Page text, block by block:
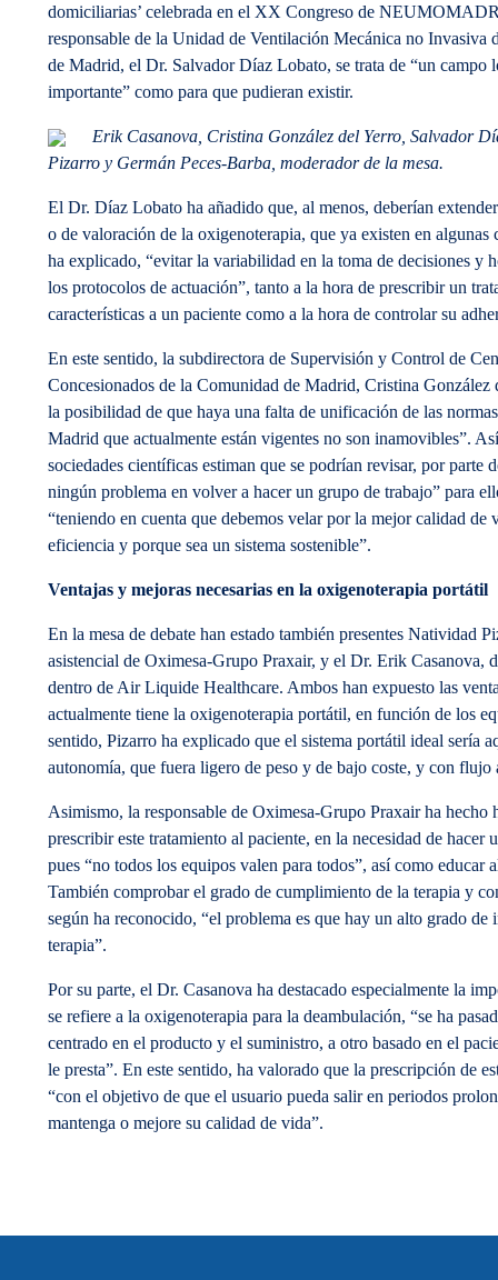
domiciliarias’ celebrada en el XX Congreso de
responsable de la Unidad de Ventilación Mecánica no Invasiva
de Madrid, el Dr. Salvador Díaz Lobato, se trata de “un campo
importante” como para que pudieran existir.
Erik Casanova, Cristina González del Yerro, Salvador
Pizarro y Germán Peces-Barba, moderador de la mesa.
El Dr. Díaz Lobato ha añadido que, al menos, deberían
o de valoración de la oxigenoterapia, que ya existen en
ha explicado, “evitar la variabilidad en la toma de decisiones y
los protocolos de actuación”, tanto a la hora de prescribir un
características a un paciente como a la hora de controlar su
En este sentido, la subdirectora de Supervisión y Control de
Concesionados de la Comunidad de Madrid, Cristina González
la posibilidad de que haya una falta de unificación de las
Madrid que actualmente están vigentes no son inamovibles”.
sociedades científicas estiman que se podrían revisar, por parte
ningún problema en volver a hacer un grupo de trabajo” para
“teniendo en cuenta que debemos velar por la mejor calidad de
eficiencia y porque sea un sistema sostenible”.
Ventajas y mejoras necesarias en la oxigenoterapia portátil
En la mesa de debate han estado también presentes Natividad
asistencial de Oximesa-Grupo Praxair, y el Dr. Erik Casanova,
dentro de Air Liquide Healthcare. Ambos han expuesto las
actualmente tiene la oxigenoterapia portátil, en función de los
sentido, Pizarro ha explicado que el sistema portátil ideal sería
autonomía, que fuera ligero de peso y de bajo coste, y con flujo
Asimismo, la responsable de Oximesa-Grupo Praxair ha hecho
prescribir este tratamiento al paciente, en la necesidad de hacer
pues “no todos los equipos valen para todos”, así como educar
También comprobar el grado de cumplimiento de la terapia y
según ha reconocido, “el problema es que hay un alto grado
terapia”.
Por su parte, el Dr. Casanova ha destacado especialmente la
se refiere a la oxigenoterapia para la deambulación, “se ha
centrado en el producto y el suministro, a otro basado en el
le presta”. En este sentido, ha valorado que la prescripción de
“con el objetivo de que el usuario pueda salir en periodos
mantenga o mejore su calidad de vida”.